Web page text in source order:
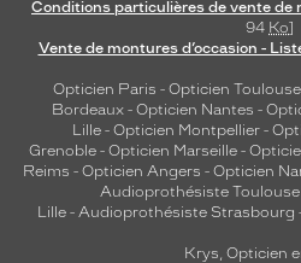
Conditions particulières de vente de
94 Ko]
Vente de montures d’occasion -
Opticien Paris - Opticien Toulouse
Bordeaux- Opticien Nantes -
Lille - Opticien Montpellier -
Grenoble - Opticien Marseille -
Reims - Opticien Angers - Opticien
Audioprothésiste Toulouse
Lille- Audioprothésiste Strasbourg
Krys, Opticien